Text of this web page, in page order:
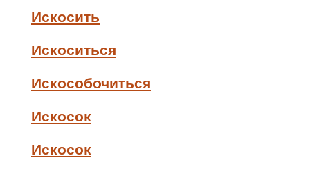
Искосить
Искоситься
Искособочиться
Искосок
Искосок